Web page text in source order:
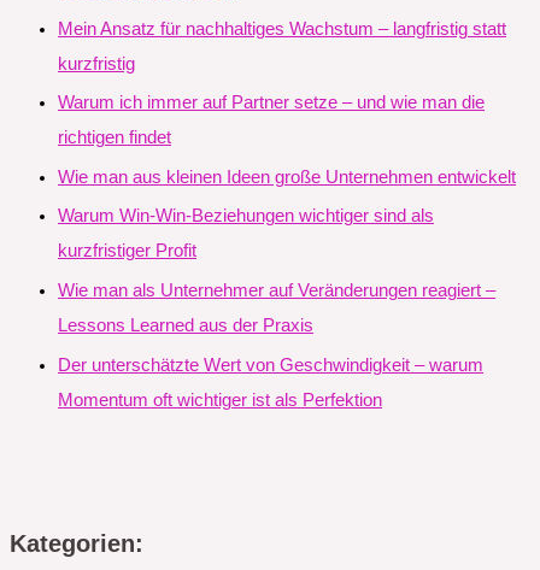
Mein Ansatz für nachhaltiges Wachstum – langfristig statt
kurzfristig
Warum ich immer auf Partner setze – und wie man die
richtigen findet
Wie man aus kleinen Ideen große Unternehmen entwickelt
Warum Win-Win-Beziehungen wichtiger sind als
kurzfristiger Profit
Wie man als Unternehmer auf Veränderungen reagiert –
Lessons Learned aus der Praxis
Der unterschätzte Wert von Geschwindigkeit – warum
Momentum oft wichtiger ist als Perfektion
Kategorien: